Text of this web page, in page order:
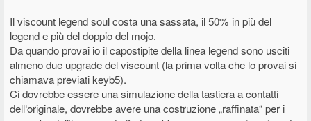
Il viscount legend soul costa una sassata, il 50% in più del
legend e più del doppio del mojo.
Da quando provai io il capostipite della linea legend sono usciti
almeno due upgrade del viscount (la prima volta che lo provai si
chiamava previati keyb5).
Ci dovrebbe essere una simulazione della tastiera a contatti
dell‘originale, dovrebbe avere una costruzione „raffinata“ per i